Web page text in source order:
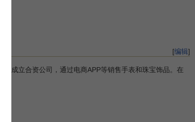
[编辑]
成立合资公司，通过电商APP等销售手表和珠宝饰品。在